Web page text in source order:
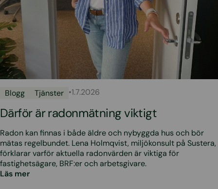
Blogg Tjänster •1.7.2026
Därför är radonmätning viktigt
Radon kan finnas i både äldre och nybyggda hus och bör
mätas regelbundet. Lena Holmqvist, miljökonsult på Sustera,
förklarar varför aktuella radonvärden är viktiga för
fastighetsägare, BRF:er och arbetsgivare.
Läs mer